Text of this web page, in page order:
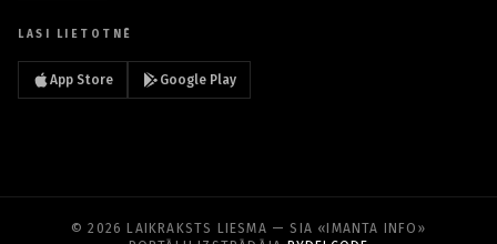
LASI LIETOTNĒ
App Store Google Play
© 2026 LAIKRAKSTS LIESMA — SIA «IMANTA INFO»